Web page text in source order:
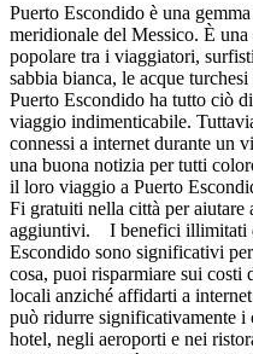
Puerto Escondido è una
meridionale del Messico. È
popolare tra i viaggiatori,
sabbia bianca, le acque
Puerto Escondido ha tutto ciò
viaggio indimenticabile.
connessi a internet durante un
una buona notizia per tutti
il loro viaggio a Puerto
Fi gratuiti nella città per aiutare
aggiuntivi. I benefici illimitati
Escondido sono significativi
cosa, puoi risparmiare sui
locali anziché affidarti a
può ridurre significativamente i
hotel, negli aeroporti e nei